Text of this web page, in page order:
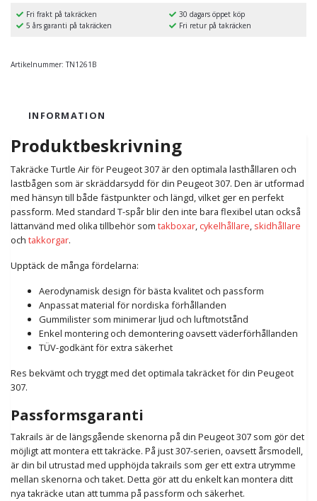
Fri frakt på takräcken
30 dagars öppet köp
5 års garanti på takräcken
Fri retur på takräcken
Artikelnummer: TN1261B
INFORMATION
Produktbeskrivning
Takräcke Turtle Air för Peugeot 307 är den optimala lasthållaren och
lastbågen som är skräddarsydd för din Peugeot 307. Den är utformad
med hänsyn till både fästpunkter och längd, vilket ger en perfekt
passform. Med standard T-spår blir den inte bara flexibel utan också
lättanvänd med olika tillbehör som takboxar, cykelhållare, skidhållare
och takkorgar.
Upptäck de många fördelarna:
Aerodynamisk design för bästa kvalitet och passform
Anpassat material för nordiska förhållanden
Gummilister som minimerar ljud och luftmotstånd
Enkel montering och demontering oavsett väderförhållanden
TÜV-godkänt för extra säkerhet
Res bekvämt och tryggt med det optimala takräcket för din Peugeot
307.
Passformsgaranti
Takrails är de längsgående skenorna på din Peugeot 307 som gör det
möjligt att montera ett takräcke. På just 307-serien, oavsett årsmodell,
är din bil utrustad med upphöjda takrails som ger ett extra utrymme
mellan skenorna och taket. Detta gör att du enkelt kan montera ditt
nya takräcke utan att tumma på passform och säkerhet.